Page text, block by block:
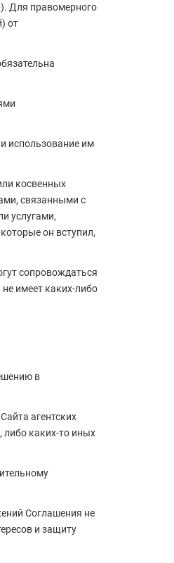
Для правомерного
от
использование им
косвенных
связанными с
услугами,
он вступил,
сопровождаться
имеет каких-либо
в
агентских
либо каких-то иных
Соглашения не
и защиту